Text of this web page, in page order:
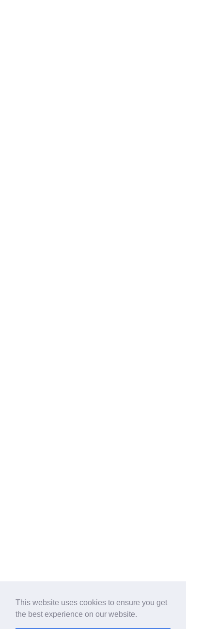
This website uses cookies to ensure you get
the best experience on our website.